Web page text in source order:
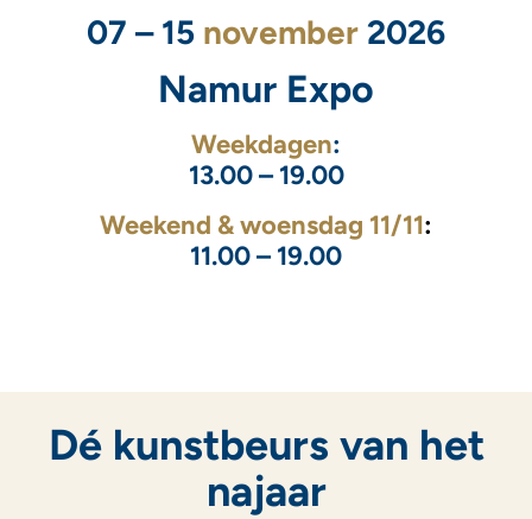
07 – 15 november 2026
Namur Expo
Weekdagen:
13.00 – 19.00
Weekend & woensdag 11/11:
11.00 – 19.00
Dé kunstbeurs van het
najaar